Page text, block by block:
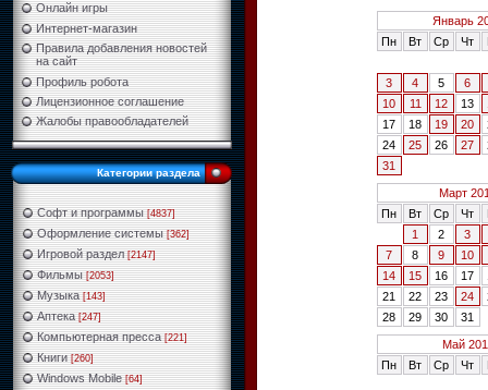
Онлайн игры
Интернет-магазин
Правила добавления новостей
на сайт
Профиль робота
Лицензионное соглашение
Жалобы правообладателей
Категории раздела
Софт и программы [4837]
Оформление системы [362]
Игровой раздел [2147]
Фильмы [2053]
Музыка [143]
Аптека [247]
Компьютерная пресса [221]
Книги [260]
Windows Mobile [64]
Январь
Пн
Вт Ср Чт
3 4 5
6
10
11 12 13
17
18 19 20
24
25 26 27
31
Март
Пн
Вт Ср Чт
1
2
3
7
8 9 10
14
15 16 17
21
22 23 24
28
29 30 31
Май
Пн
Вт Ср Чт